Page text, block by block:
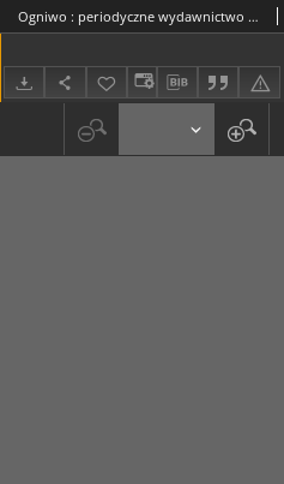
Ogniwo : periodyczne wydawnictwo organizacyjne Diecezji Lubelskiej R. 5, Nr 1 (styczeń 1937)